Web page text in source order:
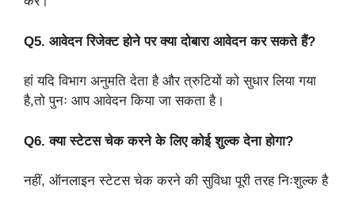
Q5. आवेदन रिजेक्ट होने पर क्या दोबारा आवेदन कर सकते हैं?
हां यदि विभाग अनुमति देता है और त्रुटियों को सुधार लिया गया
है,तो पुनः आप आवेदन किया जा सकता है।
Q6. क्या स्टेटस चेक करने के लिए कोई शुल्क देना होगा?
नहीं, ऑनलाइन स्टेटस चेक करने की सुविधा पूरी तरह निःशुल्क है